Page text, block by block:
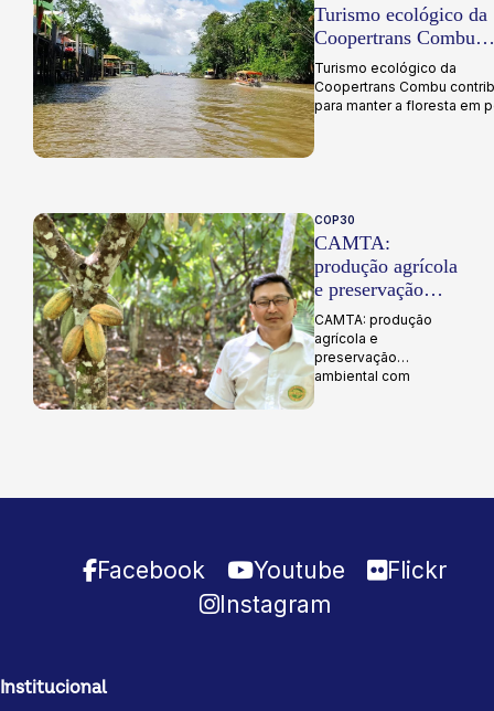
Turismo ecológico da
Coopertrans Combu
contribui para manter
floresta em pé
Turismo ecológico da
Coopertrans Combu
para manter a floresta em
COP30
CAMTA:
produção agrícola
e preservação
ambiental com
SAFTA
CAMTA: produção
agrícola e
preservação
ambiental com
Facebook Youtube
Flickr
Instagram
Institucional